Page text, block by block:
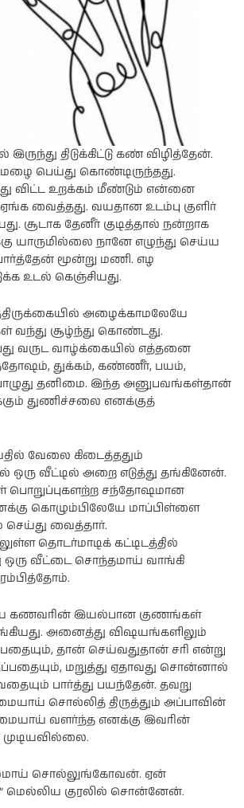
திடுக்கிட்டு கண் விழித்தேன்.
பெய்து கொண்டிருந்தது.
விட்ட உறக்கம் மீண்டும் என்னை
வைத்தது. வயதான உடம்பு குளிர்
சூடாக தேனீர் குடித்தால் நன்றாக
யாருமில்லை நானே எழுந்து செய்ய
மூன்று மணி. எழ
உடல் கெஞ்சியது.
அழைக்காமலேயே
வந்து சூழ்ந்து கொண்டது.
வருட வாழ்க்கையில் எத்தனை
துக்கம், கண்ணீர், பயம்,
தனிமை. இந்த அனுபவங்கள்தான்
துணிச்சலை எனக்குத்
வேலை கிடைத்ததும்
வீட்டில் அறை எடுத்து தங்கினேன்.
பொறுப்புகளற்ற சந்தோஷமான
கொழும்பிலேயே மாப்பிள்ளை
செய்து வைத்தார்.
தொடர்மாடிக் கட்டிடத்தில்
ஒரு வீட்டை சொந்தமாய் வாங்கி
கணவரின் இயல்பான குணங்கள்
அனைத்து விஷயங்களிலும்
தான் செய்வதுதான் சரி என்று
மறுத்து ஏதாவது சொன்னால்
பார்த்து பயந்தேன். தவறு
சொல்லித் திருத்தும் அப்பாவின்
வளர்ந்த எனக்கு இவரின்
சொல்லுங்கோவன். ஏன்
மெல்லிய குரலில் சொன்னேன்.